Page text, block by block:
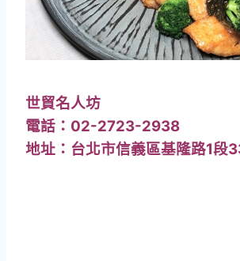
世貿名人坊
電話：02-2723-2938
地址：台北市信義區基隆路1段